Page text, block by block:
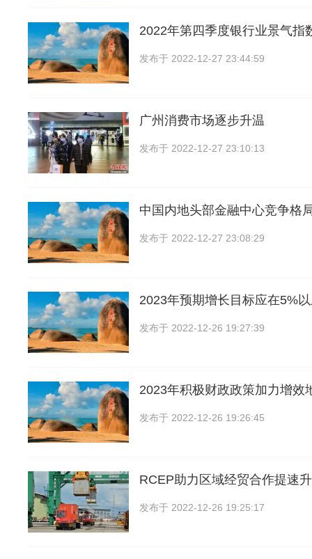
2022年第四季度银行业景气指
发布于 2022-12-27 23:44:59
广州消费市场逐步升温
发布于 2022-12-27 23:10:13
中国内地头部金融中心竞争格
发布于 2022-12-27 23:08:29
2023年预期增长目标应在5%
发布于 2022-12-26 19:27:39
2023年积极财政政策加力增效
发布于 2022-12-26 19:26:45
RCEP助力区域经贸合作提速
发布于 2022-12-26 19:25:17